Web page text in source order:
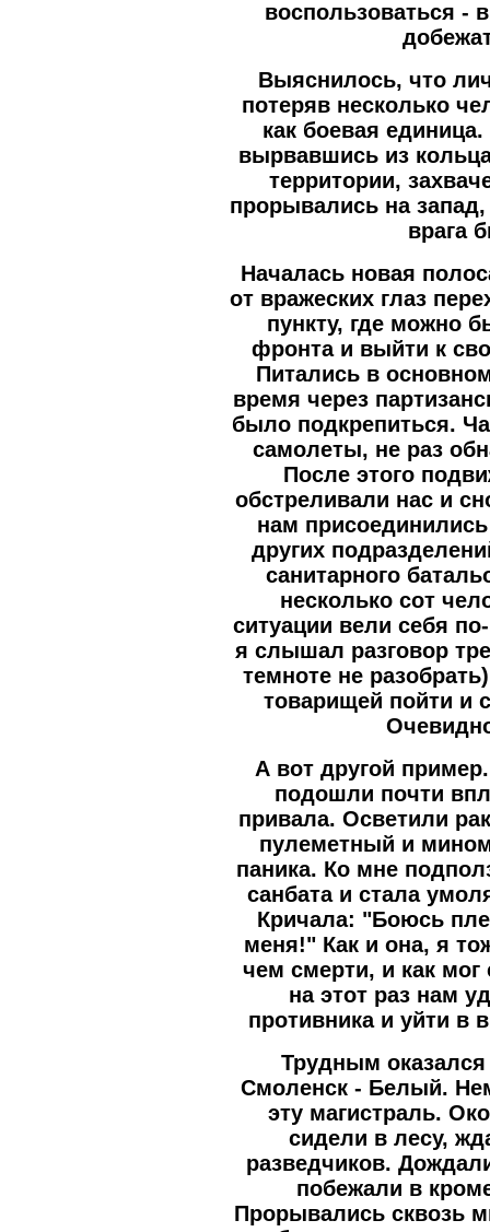
воспользоваться -
Выяснилось, что
потеряв несколько
как боевая
вырвавшись из
территории,
прорывались на
врага
Началась новая
от вражеских глаз
пункту, где можно
фронта и выйти к
Питались в
время через
было подкрепиться.
самолеты, не раз
После этого
обстреливали нас и
нам
других
санитарного
несколько сот
ситуации вели себя
я слышал разговор
темноте не
товарищей пойти и
А вот другой
подошли почти
привала. Осветили
пулеметный и
паника. Ко мне
санбата и стала
Кричала: "Боюсь
меня!" Как и она, я
чем смерти, и как мог
на этот раз нам
противника и уйти в
Трудным
Смоленск - Белый.
эту магистраль.
сидели в лесу,
разведчиков.
побежали в
Прорывались сквозь